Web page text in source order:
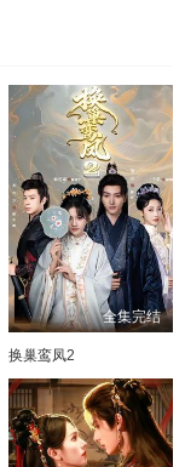
全集完结
换巢鸾凤2